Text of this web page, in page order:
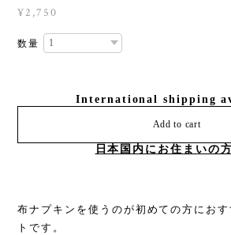
¥2,750
数量
International shipping
Add to cart
日本国内にお住まいの
布ナプキンを使うのが初めての方にお
トです。